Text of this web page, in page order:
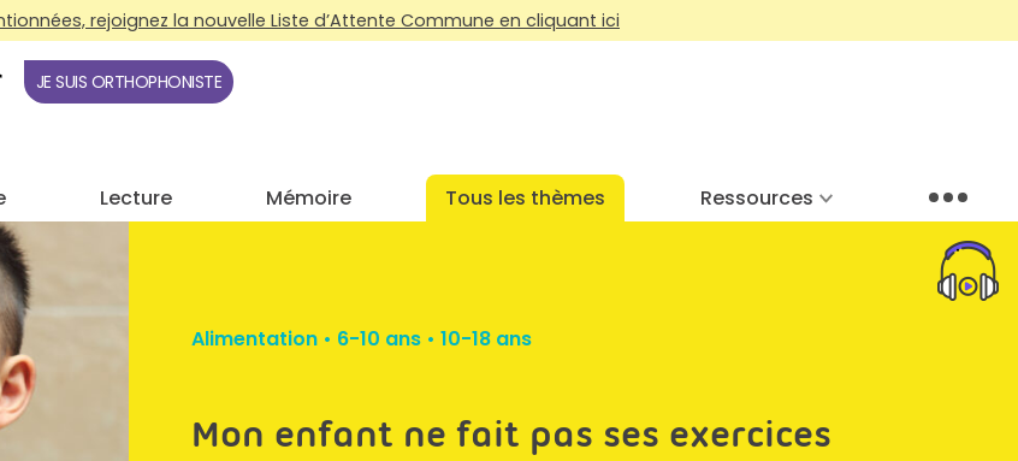
rejoignez la nouvelle Liste d’Attente Commune en cliquant ici
JE SUIS ORTHOPHONISTE
Lecture Mémoire Tous les thèmes Ressources Menu
Alimentation• 6-10 ans• 10-18 ans
Mon enfant ne fait pas ses exercices